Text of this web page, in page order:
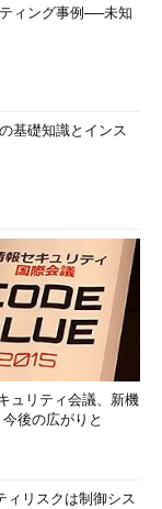
ィング事例──未知
基礎知識とインス
ュリティ会議、新機
後の広がりと
ィリスクは制御シス